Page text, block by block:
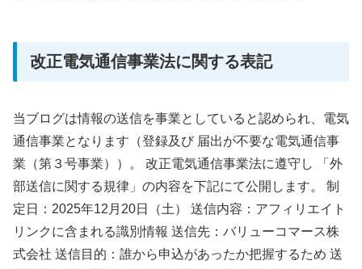
改正電気通信事業法に関する表記
当ブログは情報の送信を事業としていると認められ、電気
通信事業となります（登録及び 届出が不要な電気通信事
業（第３号事業））。 改正電気通信事業法に遵守し 「外
部送信に関する規律」の内容を下記にて公開します。 制
定日：2025年12月20日（土） 送信内容：アフィリエイト
リンクに含まれる識別情報 送信先：バリューコマース株
式会社 送信目的：誰から申込があったか把握するため 送